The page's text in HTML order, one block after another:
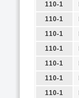
110-1
110-1
110-1
110-1
110-1
110-1
110-1